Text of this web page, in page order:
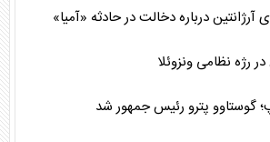
آرژانتین درباره دخالت در حادثه «آمیا»
رژه نظامی ونزوئلا
گوستاوو پترو رئیس جمهور شد